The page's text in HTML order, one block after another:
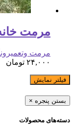
مرمت
مرمت
۲۴,۰۰۰ تومان
فیلتر نمایش
بستن پنجره ×
دسته‌های محصولات